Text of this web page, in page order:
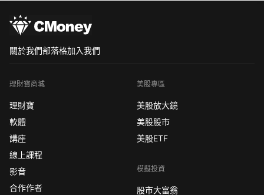
關於我們部落格加入我們
理財寶商城
理財寶
軟體
講座
線上課程
影音
合作作者
美股專區
美股放大鏡
美股股市
美股ETF
模擬投資
股市大富翁